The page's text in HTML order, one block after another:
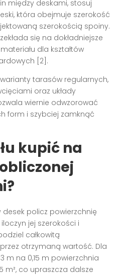
między deskami, stosuj
która obejmuje szerokość
szerokością spoiny.
się na dokładniejsze
dla kształtów
[2].
tarasów regularnych,
oraz układy
wiernie odwzorować
form i szybciej zamknąć
kupić na
policz powierzchnię
jej szerokości i
całkowitą
przez otrzymaną wartość. Dla
m na 0,15 m powierzchnia
m², co upraszcza dalsze